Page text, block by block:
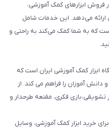
فروش ابزارهای کمک آموزشی،
ارائه می‌دهد. این خدمات شامل
که به شما کمک می‌کند به راحتی و
ابزار کمک آموزشی ایران است که
دانش آموزان را فراهم می کند. از
تشویقی،بازی فکری، مقنعه طرحدار و
خرید ابزار کمک آموزشی، وسایل